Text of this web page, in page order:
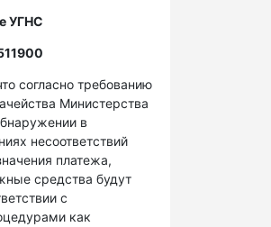
УГНС
согласно требованию
Министерства
в
несоответствий
платежа,
средства будут
с
как